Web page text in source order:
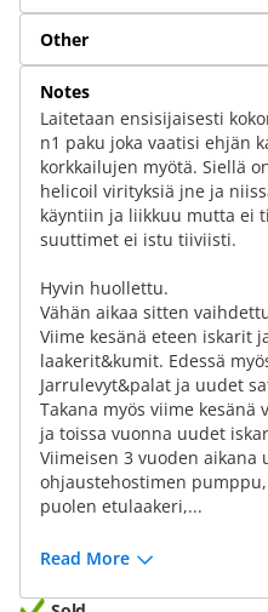
Other
Notes
Laitetaan ensisijaisesti
n1 paku joka vaatisi ehjän
korkkailujen myötä. Siellä
helicoil virityksiä jne ja
käyntiin ja liikkuu mutta ei
suuttimet ei istu tiiviisti.
Hyvin huollettu.
Vähän aikaa sitten
Viime kesänä eteen iskarit
laakerit&kumit. Edessä
Jarrulevyt&palat ja uudet
Takana myös viime
ja toissa vuonna uudet
Viimeisen 3 vuoden aikana
ohjaustehostimen
puolen etulaakeri,...
Read More